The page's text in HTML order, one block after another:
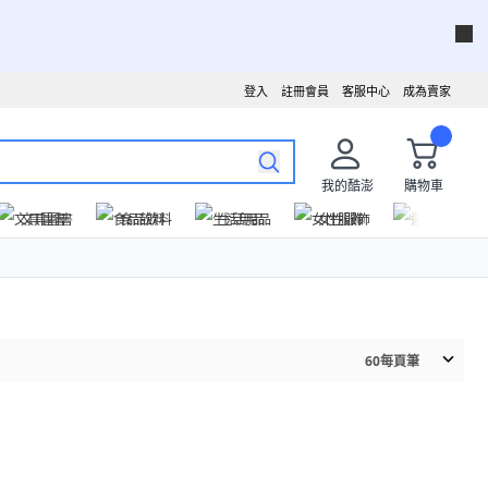
成為賣家
客服中心
註冊會員
登入
我的酷澎
購物車
文具圖書
食品飲料 生活用品 女性服飾
60每頁筆